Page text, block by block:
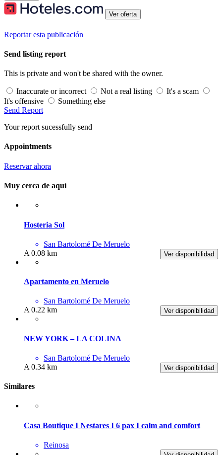
Ver oferta
Reportar esta publicación
Send listing report
This is private and won't be shared with the owner.
Inaccurate or incorrect Not a real listing
It's a scam
It's offensive
Something else
Send Report
Your report sucessfully send
Appointments
Reservar ahora
Muy cerca de aquí
Hosteria Sol
San Bartolomé De Meruelo
Ver disponibilidad
A 0.08 km
Apartamento en Meruelo
San Bartolomé De Meruelo
Ver disponibilidad
A 0.22 km
NEW YORK – LA COLINA
San Bartolomé De Meruelo
Ver disponibilidad
A 0.34 km
Similares
Casa Boutique I Nestares I 6 pax I calm and comfort
Reinosa